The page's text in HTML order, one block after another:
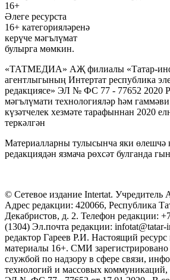
16+
Әлеге ресурста
16+ категорияләренә
керүче мәгълүмат
булырга мөмкин.
«ТАТМЕДИА» АҖ филиалы «Татар-
агентлыгының Интертат республика
редакциясе» ЭЛ № ФС 77 - 77652 2020
мәгълүмати технологияләр һәм
күзәтчелек хезмәте тарафыннан 2020
теркәлгән
Материалларны тулысынча яки өлешчә
редакциядән язмача рөхсәт булганда
© Сетевое издание Intertat.
Адрес редакции: 420066, Республика
Декабристов, д. 2. Телефон редакции:
(1304) Эл.почта редакции:
редактор Гареев Р.И. Настоящий
материалы 16+. СМИ
службой по надзору в сфере связи,
технологий и массовых коммуникаций,